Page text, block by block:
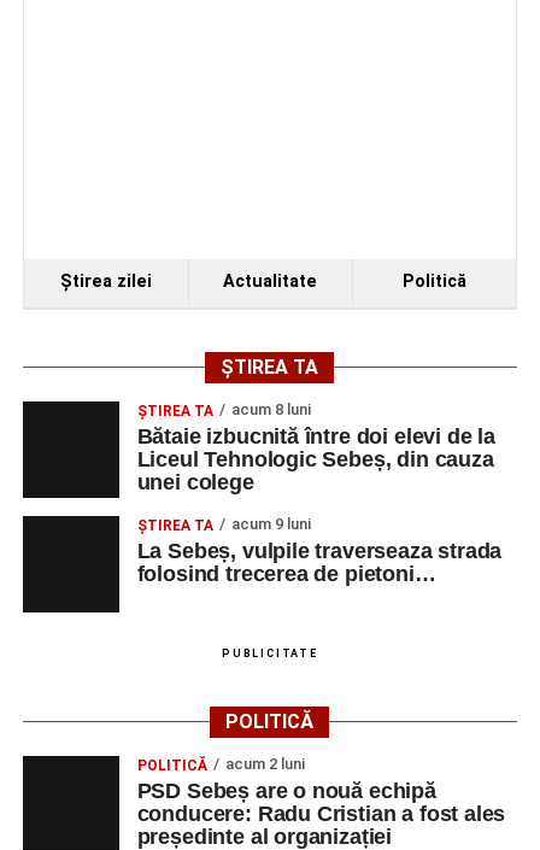
Ştirea zilei Actualitate Politică
ȘTIREA TA
ŞTIREA TA acum 8 luni
Bătaie izbucnită între doi elevi de la
Liceul Tehnologic Sebeș, din cauza
unei colege
ŞTIREA TA acum 9 luni
La Sebeș, vulpile traverseaza strada
folosind trecerea de pietoni…
PUBLICITATE
POLITICĂ
POLITICĂ acum 2 luni
PSD Sebeș are o nouă echipă
conducere: Radu Cristian a fost ales
președinte al organizației